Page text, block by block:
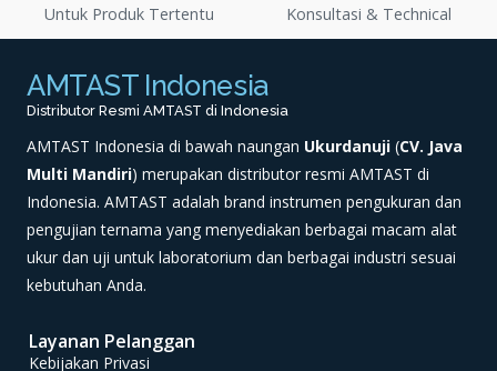
Untuk Produk Tertentu Konsultasi & Technical
AMTAST Indonesia
Distributor Resmi AMTAST di Indonesia
AMTAST Indonesia di bawah naungan Ukurdanuji (CV. Java
Multi Mandiri) merupakan distributor resmi AMTAST di
Indonesia. AMTAST adalah brand instrumen pengukuran dan
pengujian ternama yang menyediakan berbagai macam alat
ukur dan uji untuk laboratorium dan berbagai industri sesuai
kebutuhan Anda.
Layanan Pelanggan
Kebijakan Privasi